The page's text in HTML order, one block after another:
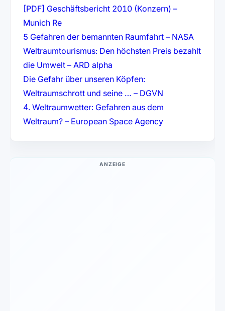
[PDF] Geschäftsbericht 2010 (Konzern) –
Munich Re(öffnet in neuem Tab)
5 Gefahren der bemannten Raumfahrt – NASA(öffnet
Weltraumtourismus: Den höchsten Preis bezahlt
die Umwelt – ARD alpha(öffnet in neuem Tab)
Die Gefahr über unseren Köpfen:
Weltraumschrott und seine … – DGVN(öffnet in neuem
4. Weltraumwetter: Gefahren aus dem
Weltraum? – European Space Agency(öffnet in neuem
ANZEIGE